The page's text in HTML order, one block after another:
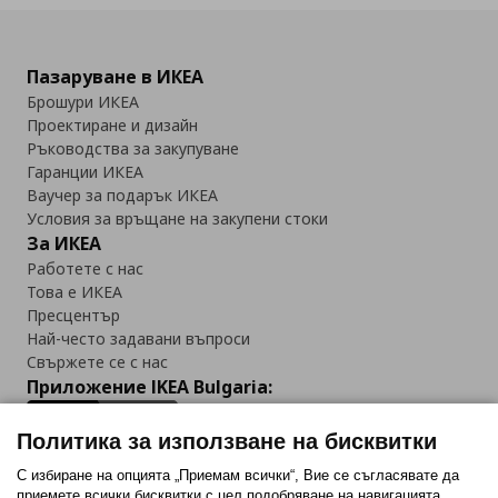
Пазаруване в ИКЕА
Брошури ИКЕА
Проектиране и дизайн
Ръководства за закупуване
Гаранции ИКЕА
Ваучер за подарък ИКЕА
Условия за връщане на закупени стоки
За ИКЕА
Работете с нас
Това е ИКЕА
Пресцентър
Най-често задавани въпроси
Свържете се с нас
Приложение IKEA Bulgaria:
Политика за използване на бисквитки
С избиране на опцията „Приемам всички“, Вие се съгласявате да